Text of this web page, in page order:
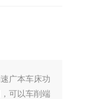
广本车床功
可以车削端